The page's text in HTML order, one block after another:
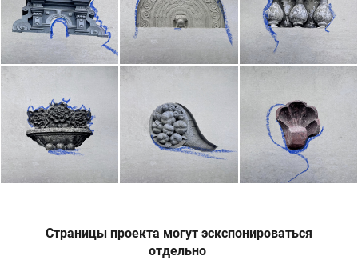
Страницы проекта могут эскспонироваться
отдельно